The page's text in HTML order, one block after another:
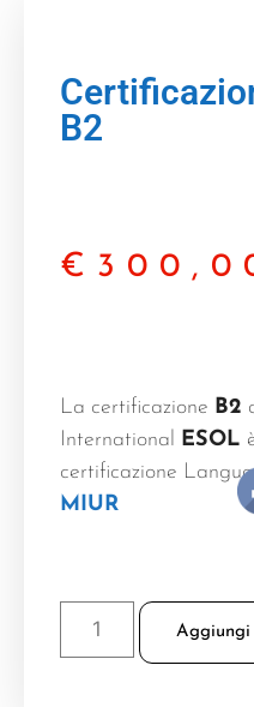
B2
€
La certificazione B2
International ESOL
certificazione
MIUR